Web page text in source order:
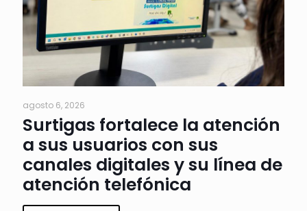
agosto 6, 2026
Surtigas fortalece la atención
a sus usuarios con sus
canales digitales y su línea de
atención telefónica